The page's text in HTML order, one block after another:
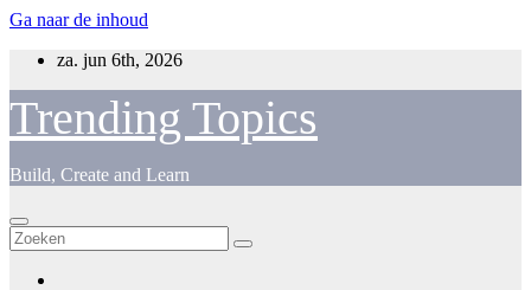
Ga naar de inhoud
za. jun 6th, 2026
Trending Topics
Build, Create and Learn